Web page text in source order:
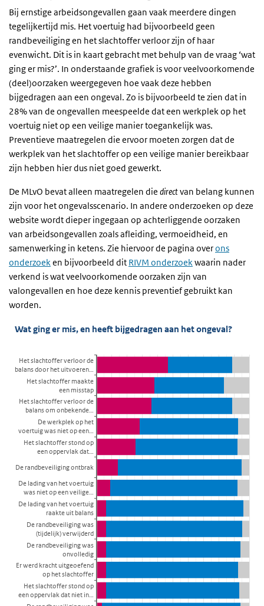
Bij ernstige arbeidsongevallen gaan vaak meerdere dingen
tegelijkertijd mis. Het voertuig had bijvoorbeeld geen
randbeveiliging en het slachtoffer verloor zijn of haar
evenwicht. Dit is in kaart gebracht met behulp van de vraag ‘wat
ging er mis?’. In onderstaande grafiek is voor veelvoorkomende
(deel)oorzaken weergegeven hoe vaak deze hebben
bijgedragen aan een ongeval. Zo is bijvoorbeeld te zien dat in
28% van de ongevallen meespeelde dat een werkplek op het
voertuig niet op een veilige manier toegankelijk was.
Preventieve maatregelen die ervoor moeten zorgen dat de
werkplek van het slachtoffer op een veilige manier bereikbaar
zijn hebben hier dus niet goed gewerkt.
De MLvO bevat alleen maatregelen die directvan belang kunnen
zijn voor het ongevalsscenario. In andere onderzoeken op deze
website wordt dieper ingegaan op achterliggende oorzaken
van arbeidsongevallen zoals afleiding, vermoeidheid, en
samenwerking in ketens. Zie hiervoor de pagina overons
onderzoeken bijvoorbeeld dit RIVM onderzoekwaarin nader
verkend is wat veelvoorkomende oorzaken zijn van
valongevallen en hoe deze kennis preventief gebruikt kan
worden.